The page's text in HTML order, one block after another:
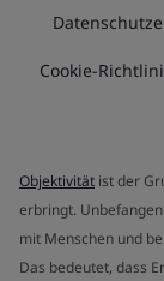
Cookie-
Objektivität ist der
erbringt.
mit Menschen und
Das bedeutet, dass